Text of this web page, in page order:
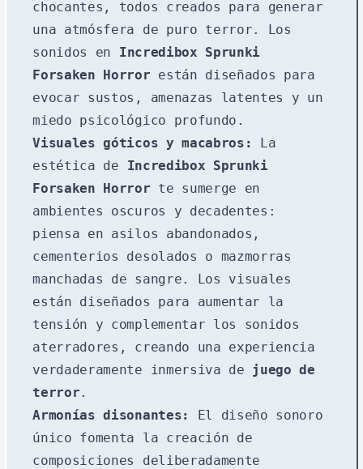
chocantes, todos creados para generar
una atmósfera de puro terror. Los
sonidos en Incredibox Sprunki
Forsaken Horror están diseñados para
evocar sustos, amenazas latentes y un
miedo psicológico profundo.
Visuales góticos y macabros:
La
estética de Incredibox Sprunki
Forsaken Horror te sumerge en
ambientes oscuros y decadentes:
piensa en asilos abandonados,
cementerios desolados o mazmorras
manchadas de sangre. Los visuales
están diseñados para aumentar la
tensión y complementar los sonidos
aterradores, creando una experiencia
verdaderamente inmersiva de juego de
terror.
Armonías disonantes:
El diseño sonoro
único fomenta la creación de
composiciones deliberadamente